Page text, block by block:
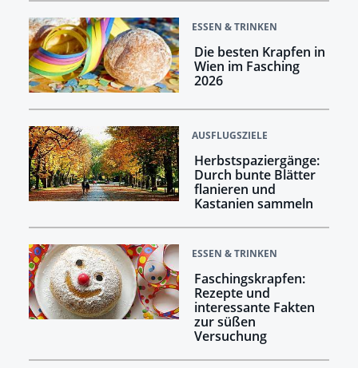
ESSEN & TRINKEN
Die besten Krapfen in
Wien im Fasching
2026
AUSFLUGSZIELE
Herbstspaziergänge:
Durch bunte Blätter
flanieren und
Kastanien sammeln
ESSEN & TRINKEN
Faschingskrapfen:
Rezepte und
interessante Fakten
zur süßen
Versuchung